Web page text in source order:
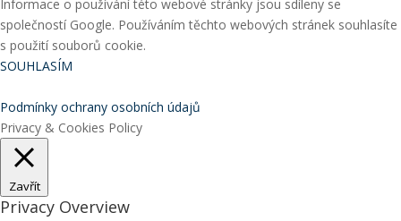
Informace o používání této webové stránky jsou sdíleny se
společností Google. Používáním těchto webových stránek souhlasíte
s použití souborů cookie.
SOUHLASÍM
Podmínky ochrany osobních údajů
Privacy & Cookies Policy
Zavřít
Privacy Overview